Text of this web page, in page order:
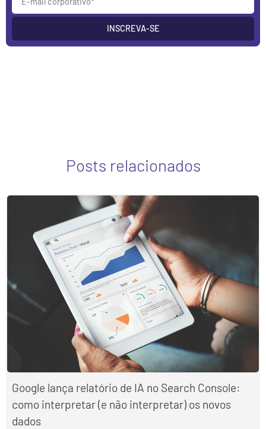
INSCREVA-SE
Posts relacionados
Google lança relatório de IA no Search Console:
como interpretar (e não interpretar) os novos
dados